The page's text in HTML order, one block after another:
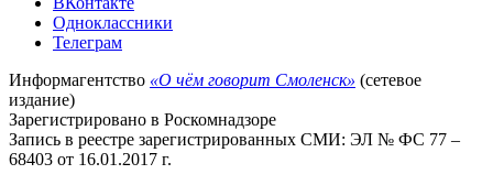
Одноклассники
Телеграм
Информагентство «О чём говорит Смоленск» (сетевое
издание)
Зарегистрировано в Роскомнадзоре
Запись в реестре зарегистрированных СМИ: ЭЛ № ФС 77 –
68403 от 16.01.2017 г.